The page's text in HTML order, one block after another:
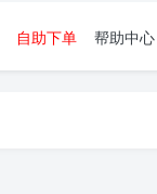
自助下单 帮助中心